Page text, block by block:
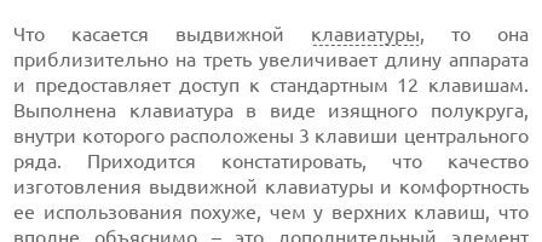
Что касается выдвижной клавиатуры, то она
приблизительно на треть увеличивает длину аппарата
и предоставляет доступ к стандартным 12 клавишам.
Выполнена клавиатура в виде изящного полукруга,
внутри которого расположены 3 клавиши центрального
ряда. Приходится констатировать, что качество
изготовления выдвижной клавиатуры и комфортность
ее использования похуже, чем у верхних клавиш, что
вполне объяснимо – это дополнительный элемент